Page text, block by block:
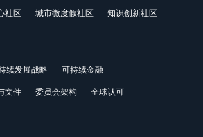
社区 城市微度假社区 知识创新社区
续发展战略 可持续金融
文件 委员会架构 全球认可